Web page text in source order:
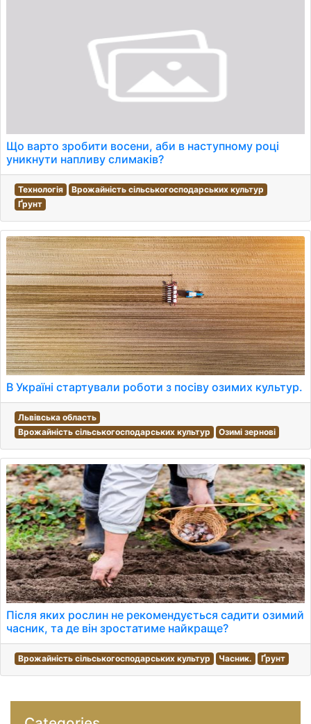
Що варто зробити восени, аби в наступному році
уникнути напливу слимаків?
Технологія
Врожайність сільськогосподарських культур
Ґрунт
В Україні стартували роботи з посіву озимих культур.
Львівська область
Врожайність сільськогосподарських культур
Озимі зернові
Після яких рослин не рекомендується садити озимий
часник, та де він зростатиме найкраще?
Врожайність сільськогосподарських культур Часник. Ґрунт